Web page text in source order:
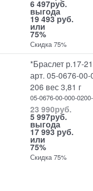
6 497руб.
выгода
19 493 руб.
или
75%
Скидка 75%
*Браслет р.17-
арт. 05-0676-
206 вес 3,81 г
05-0676-00-000-
23 990руб.
5 997руб.
выгода
17 993 руб.
или
75%
Скидка 75%